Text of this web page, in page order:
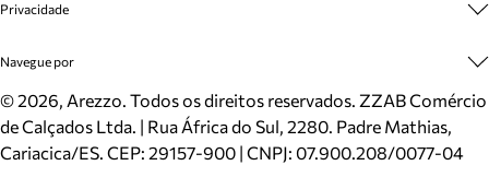
Mapa do Site
Inverno
Mundo Arezzo
Cadastro
Meus Pedidos
Trocas e Devoluções
Cartão Presente
Localizador de lojas
Privacidade
Politica e Privacidade
Navegue por
Sapatos
Bolsas
Scarpins
©2026, Arezzo. Todos os direitos reservados. ZZAB Comércio
de Calçados Ltda. | Rua África do Sul, 2280. Padre Mathias,
Cariacica/ES. CEP: 29157-900 | CNPJ: 07.900.208/0077-04